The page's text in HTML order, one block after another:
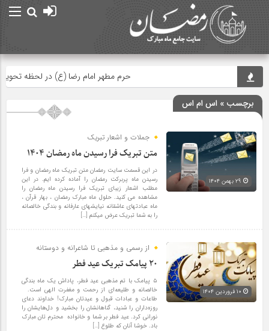
حرم مطهر امام رضا (ع) در لحظه تحویل سال
برچسب » اس ام اس
جملات و اشعار تبریک
متن تبریک فرا رسیدن ماه رمضان ۱۴۰۴
در این قسمت سایت رمضان متن تبریک ماه رمضان و فرا
رسیدن ماه پربرکت رمضان را آماده کرده ایم. در این
مطلب اشعار زیبای تبریک فرا رسیدن ماه رمضان را
مشاهده می کنید. حلول ماه مبارک رمضان ، بهار قرآن ،
ماه عبادتهای عاشقانه نیایشهای عارفانه و بندگی خالصانه
را به شما تبریک عرض میکنم […]
از رسمی و مذهبی تا شاعرانه و دوستانه
۲۰ پیامک تبریک عید فطر
۵ پیامک با تم مذهبی عید فطر، پاداش یک ماه بندگی
خالصانه و طلیعه‌ای از رحمت و مغفرت الهی است.
طاعات و عبادات قبول و عیدتان مبارک! خداوند دعای
روزه‌داران را شنید، گناهانشان را بخشید و دل‌هایشان را
نورانی کرد. عید فطر بر شما و خانواده‌ محترم تان مبارک
باد. خوشا آنان که طلوع […]